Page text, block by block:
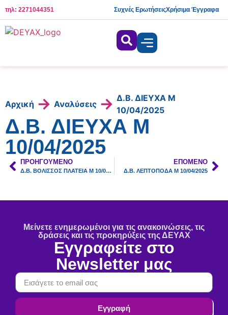
τηλ: 2271044351 Συχνές ΕρωτήσειςΧρήσιμα Έγγραφα
Αρχική → Αναλύσεις → Δ.Β. ΔΙΕΥΧΑ Μ
10/04/2025
Δ.Β. ΔΙΕΥΧΑ Μ
10/04/2025
ΠΡΟΗΓΟΎΜΕΝΟ
Δ.Β. ΒΟΛΙΣΣΟΣ ΠΛΑΤΕΙΑ Μ 10/04/2025
ΕΠΌΜΕΝΟ
Δ.Β. ΛΕΠΤΟΠΟΔΑ Μ 10/04/2025
Μείνετε ενημερωμένοι για τις ανακοινώσεις, τις
δράσεις και τις προκηρύξεις της ΔΕΥΑΧ
Εγγραφείτε στο
Newsletter μας
Εγγραφή